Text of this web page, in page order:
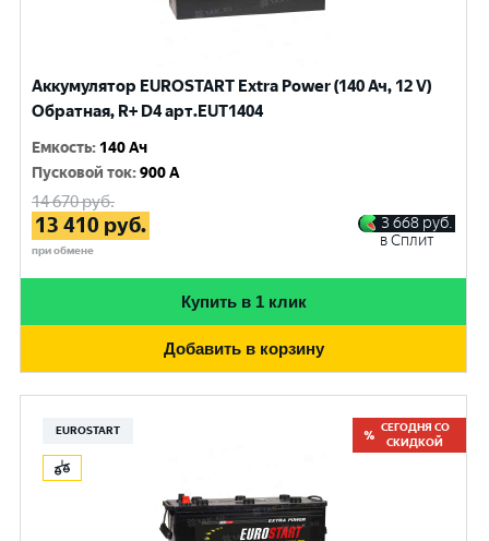
Аккумулятор EUROSTART Extra Power (140 Ач, 12 V)
Обратная, R+ D4 арт.EUT1404
Емкость: 140 Ач
Пусковой ток:900 A
14 670руб.
13 410 руб.
при обмене
3 668 руб.
в Сплит
Купить в 1 клик
Добавить в корзину
EUROSTART
СЕГОДНЯ СО
СКИДКОЙ